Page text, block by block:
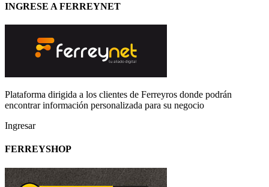
INGRESE A FERREYNET
Plataforma dirigida a los clientes de Ferreyros donde podrán
encontrar información personalizada para su negocio
Ingresar
FERREYSHOP